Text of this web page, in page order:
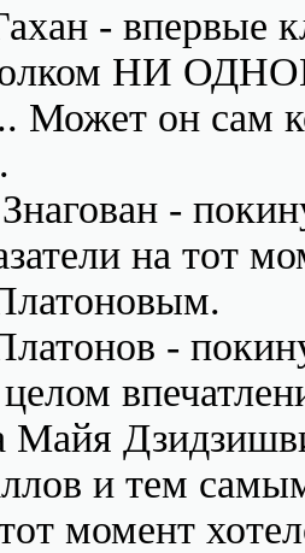
- впервые
НИ
Может он сам
-
на тот
-
Майя
и тем
момент